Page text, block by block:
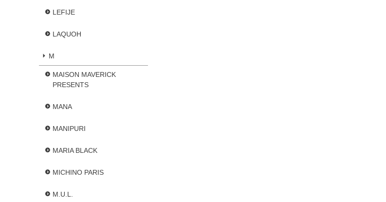
LEFIJE
LAQUOH
M
MAISON MAVERICK
PRESENTS
MANA
MANIPURI
MARIA BLACK
MICHINO PARIS
M.U.L.